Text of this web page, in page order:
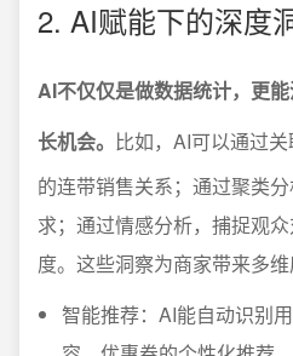
2. AI赋能下的深度
AI不仅仅是做数据统计，更
长机会。 比如，AI可以通过
的连带销售关系；通过聚类
求；通过情感分析，捕捉观
度。这些洞察为商家带来多维
智能推荐：AI能自动识别